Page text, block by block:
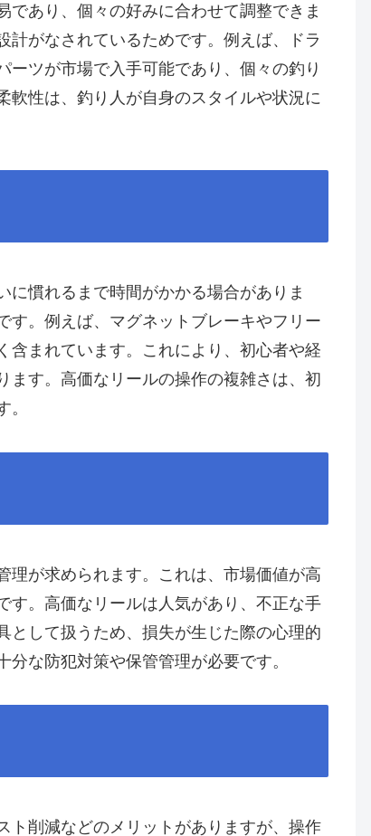
あり、個々の好みに合わせて調整できま
がなされているためです。例えば、ドラ
ーツが市場で入手可能であり、個々の釣り
軟性は、釣り人が自身のスタイルや状況に
に慣れるまで時間がかかる場合がありま
す。例えば、マグネットブレーキやフリー
含まれています。これにより、初心者や経
ます。高価なリールの操作の複雑さは、初
理が求められます。これは、市場価値が高
す。高価なリールは人気があり、不正な手
として扱うため、損失が生じた際の心理的
な防犯対策や保管管理が必要です。
ト削減などのメリットがありますが、操作